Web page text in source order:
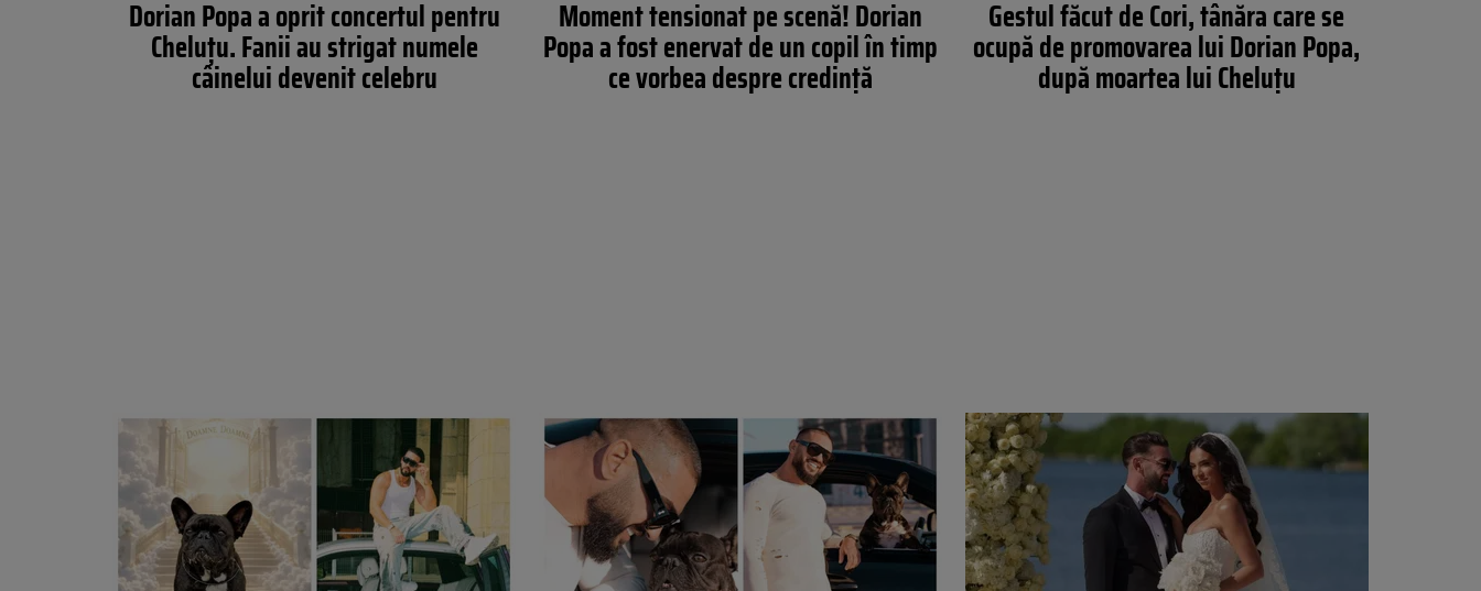
Dorian Popa a oprit concertul pentru
Cheluțu. Fanii au strigat numele
câinelui devenit celebru
Moment tensionat pe scenă! Dorian
Popa a fost enervat de un copil în timp
ce vorbea despre credință
Gestul făcut de Cori, tânăra care se
ocupă de promovarea lui Dorian Popa,
după moartea lui Cheluțu